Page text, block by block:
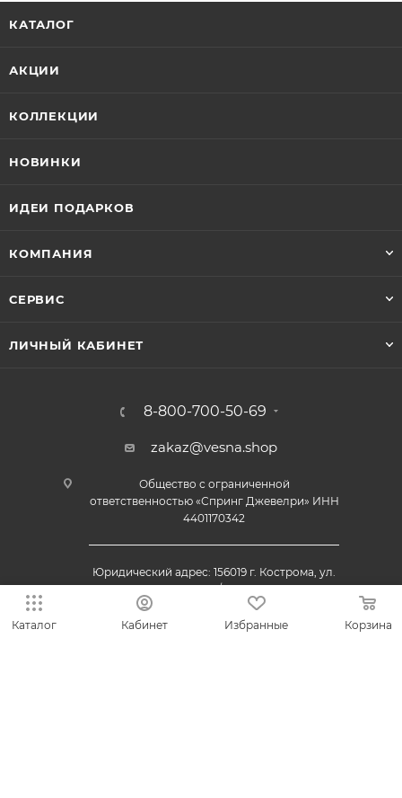
КАТАЛОГ
АКЦИИ
КОЛЛЕКЦИИ
НОВИНКИ
ИДЕИ ПОДАРКОВ
КОМПАНИЯ
СЕРВИС
ЛИЧНЫЙ КАБИНЕТ
8-800-700-50-69
zakaz@vesna.shop
Общество с ограниченной
ответственностью «Спринг Джевелри» ИНН
4401170342
Юридический адрес: 156019 г. Кострома, ул.
Индустриальная, д. 50/2, помещение 9, к. 19.
Каталог Кабинет Избранные Корзина